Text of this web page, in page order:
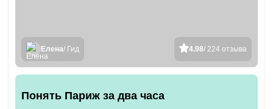
4.98/ 224 отзыва
Елена/ Гид
Понять Париж за два часа